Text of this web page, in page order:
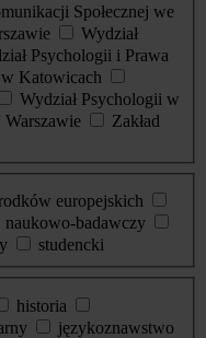
Społecznej we
Wydział
Psychologii i Prawa
Katowicach
Wydział Psychologii w
Warszawie
Zakład
europejskich
naukowo-badawczy
studencki
historia
językoznawstwo